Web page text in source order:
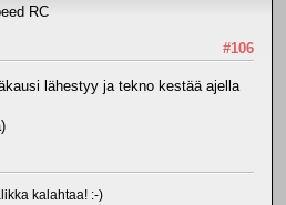
RC
#106
lähestyy ja tekno kestää ajella
kalahtaa! :-)